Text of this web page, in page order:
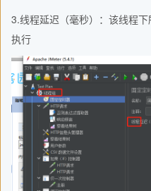
3.线程延迟（毫秒）：该线程
执行